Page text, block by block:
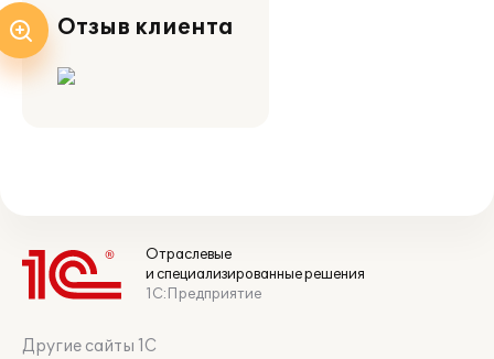
Отзыв клиента
Отраслевые
и специализированные решения
1С:Предприятие
Другие сайты 1С